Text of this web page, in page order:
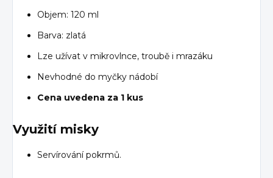
Objem: 120 ml
Barva: zlatá
Lze užívat v mikrovlnce, troubě i mrazáku
Nevhodné do myčky nádobí
Cena uvedena za 1 kus
Využití misky
Servírování pokrmů.